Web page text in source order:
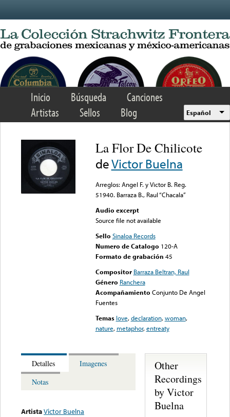
Inicio Búsqueda
Canciones
Artistas
Sellos Blog Español
La Flor De Chilicote
deVictor Buelna
Arreglos: Angel F. y Victor B. Reg.
51940. Barraza B., Raul “Chacala”
Audio excerpt
Source file not available
Sello Sinaloa Records
Numero de Catalogo 120-A
Formato de grabación 45
Compositor Barraza Beltran, Raul
Género Ranchera
Acompañamiento Conjunto De Angel
Fuentes
Temas love,declaration,woman,
nature, metaphor,entreaty
Detalles
Imagenes
Notas
ArtistaVictor Buelna
Other
Recordings
by Victor
Buelna